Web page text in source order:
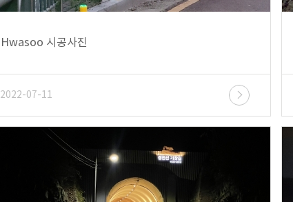
Hwasoo 시공사진
2022-07-11